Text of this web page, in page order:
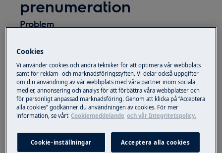
prenumeration
Problem
Sluta få dammsugarpåsar
Bytt adress
Ändra intervall
Gäller
Filter
Allergy
Cookies
Vi använder cookies och andra tekniker för att optimera vår webbplats
samt för reklam- och marknadsföringssyften. Vi delar också uppgifter
om din användning av vår webbplats med våra partner inom sociala
medier, annonsering och analys för att förbättra våra webbplatser och
för personligt anpassad marknadsföring. Genom att klicka på ”Acceptera
alla cookies” godkänner du användningen av cookies. För mer
information, se vårt Cookiemeddelande och vår Integritetspolicy.
Cookie-inställningar Acceptera alla cookies